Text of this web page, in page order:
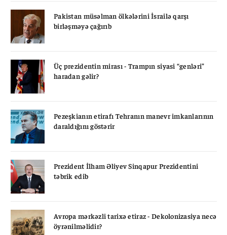
Pakistan müsəlman ölkələrini İsrailə qarşı
birləşməyə çağırıb
Üç prezidentin mirası - Trampın siyasi “genləri”
haradan gəlir?
Pezeşkianın etirafı Tehranın manevr imkanlarının
daraldığını göstərir
Prezident İlham Əliyev Sinqapur Prezidentini
təbrik edib
Avropa mərkəzli tarixə etiraz - Dekolonizasiya necə
öyrənilməlidir?